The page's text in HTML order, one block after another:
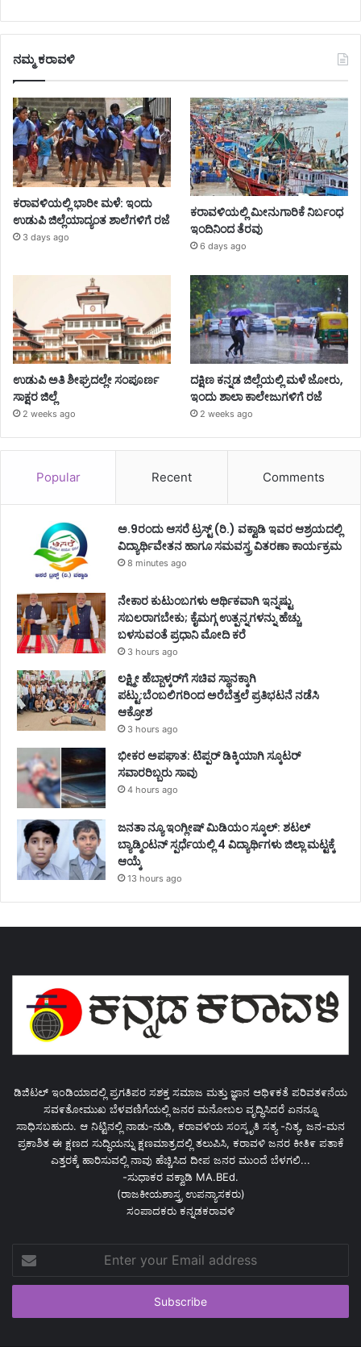
ನಮ್ಮ ಕರಾವಳಿ
ಕರಾವಳಿಯಲ್ಲಿ ಭಾರೀ ಮಳೆ: ಇಂದು
ಉಡುಪಿ ಜಿಲ್ಲೆಯಾದ್ಯಂತ ಶಾಲೆಗಳಿಗೆ ರಜೆ
3 days ago
ಕರಾವಳಿಯಲ್ಲಿ ಮೀನುಗಾರಿಕೆ ನಿರ್ಬಂಧ
ಇಂದಿನಿಂದ ತೆರವು
6 days ago
ಉಡುಪಿ ಅತಿ ಶೀಘ್ರದಲ್ಲೇ ಸಂಪೂರ್ಣ
ಸಾಕ್ಷರ ಜಿಲ್ಲೆ
2 weeks ago
ದಕ್ಷಿಣ ಕನ್ನಡ ಜಿಲ್ಲೆಯಲ್ಲಿ ಮಳೆ ಜೋರು,
ಇಂದು ಶಾಲಾ ಕಾಲೇಜುಗಳಿಗೆ ರಜೆ
2 weeks ago
Popular Recent Comments
ಅ.9ರಂದು ಆಸರೆ ಟ್ರಸ್ಟ್ (ರಿ.) ವಕ್ವಾಡಿ ಇವರ ಆಶ್ರಯದಲ್ಲಿ
ವಿದ್ಯಾರ್ಥಿವೇತನ ಹಾಗೂ ಸಮವಸ್ತ್ರ ವಿತರಣಾ ಕಾರ್ಯಕ್ರಮ
8 minutes ago
ನೇಕಾರ ಕುಟುಂಬಗಳು ಆರ್ಥಿಕವಾಗಿ ಇನ್ನಷ್ಟು
ಸಬಲರಾಗಬೇಕು; ಕೈಮಗ್ಗ ಉತ್ಪನ್ನಗಳನ್ನು ಹೆಚ್ಚು
ಬಳಸುವಂತೆ ಪ್ರಧಾನಿ ಮೋದಿ ಕರೆ
3 hours ago
ಲಕ್ಷ್ಮೀ ಹೆಬ್ಬಾಳ್ಕರ್‌ಗೆ ಸಚಿವ ಸ್ಥಾನಕ್ಕಾಗಿ
ಪಟ್ಟು:ಬೆಂಬಲಿಗರಿಂದ ಅರೆಬೆತ್ತಲೆ ಪ್ರತಿಭಟನೆ ನಡೆಸಿ
ಆಕ್ರೋಶ
3 hours ago
ಭೀಕರ ಅಪಘಾತ: ಟಿಪ್ಪರ್ ಡಿಕ್ಕಿಯಾಗಿ ಸ್ಕೂಟರ್
ಸವಾರರಿಬ್ಬರು ಸಾವು
4 hours ago
ಜನತಾ ನ್ಯೂ ಇಂಗ್ಲೀಷ್ ಮಿಡಿಯಂ ಸ್ಕೂಲ್: ಶಟಲ್
ಬ್ಯಾಡ್ಮಿಂಟನ್ ಸ್ಪರ್ಧೆಯಲ್ಲಿ 4 ವಿದ್ಯಾರ್ಥಿಗಳು ಜಿಲ್ಲಾ ಮಟ್ಟಕ್ಕೆ
ಆಯ್ಕೆ
13 hours ago
ಡಿಜಿಟಲ್ ಇಂಡಿಯಾದಲ್ಲಿ ಪ್ರಗತಿಪರ ಸಶಕ್ತ ಸಮಾಜ ಮತ್ತು ಜ್ಞಾನ ಆಥಿ೯ಕತೆ ಪರಿವತ೯ನೆಯ
ಸವ೯ತೋಮುಖ ಬೆಳವಣಿಗೆಯಲ್ಲಿ ಜನರ ಮನೋಬಲ ವೃದ್ಧಿಸಿದರೆ ಏನನ್ನೂ
ಸಾಧಿಸಬಹುದು. ಆ ನಿಟ್ಟಿನಲ್ಲಿ ನಾಡು-ನುಡಿ, ಕರಾವಳಿಯ ಸಂಸ್ಕೃತಿ ಸತ್ಯ -ನಿತ್ಯ, ಜನ-ಮನ
ಪ್ರಕಾಶಿತ ಈ ಕ್ಷಣದ ಸುದ್ಧಿಯನ್ನು ಕ್ಷಣಮಾತ್ರದಲ್ಲಿ ತಲುಪಿಸಿ, ಕರಾವಳಿ ಜನರ ಕೀತಿ೯ ಪತಾಕೆ
ಎತ್ತರಕ್ಕೆ ಹಾರಿಸುವಲ್ಲಿ ನಾವು ಹೆಚ್ಚಿಸಿದ ದೀಪ ಜನರ ಮುಂದೆ ಬೆಳಗಲಿ...
-ಸುಧಾಕರ ವಕ್ವಾಡಿ MA.BEd.
(ರಾಜಕೀಯಶಾಸ್ತ್ರ ಉಪನ್ಯಾಸಕರು)
ಸಂಪಾದಕರು ಕನ್ನಡಕರಾವಳಿ
your
Email